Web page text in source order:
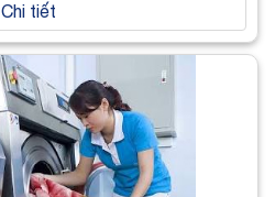
Chi tiết